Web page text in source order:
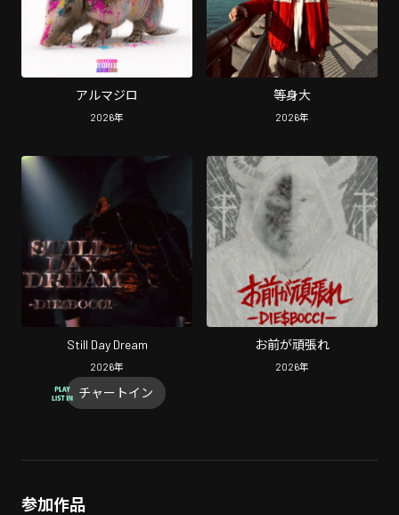
アルマジロ
2026年
等身大
2026年
Still Day Dream
2026年
チャートイン
お前が頑張れ
2026年
参加作品